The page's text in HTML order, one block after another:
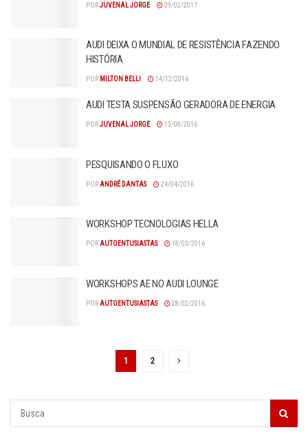
PORJUVENAL JORGE 09/02/2017
AUDI DEIXA O MUNDIAL DE RESISTÊNCIA FAZENDO
HISTÓRIA
POR MILTON BELLI 14/12/2016
AUDI TESTA SUSPENSÃO GERADORA DE ENERGIA
PORJUVENAL JORGE 13/08/2016
PESQUISANDO O FLUXO
POR ANDRÉ DANTAS 24/04/2016
WORKSHOP TECNOLOGIAS HELLA
POR AUTOENTUSIASTAS 18/03/2016
WORKSHOPS AE NO AUDI LOUNGE
POR AUTOENTUSIASTAS 28/02/2016
1 2